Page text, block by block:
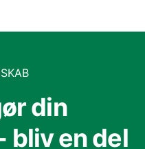
din
bliv en del